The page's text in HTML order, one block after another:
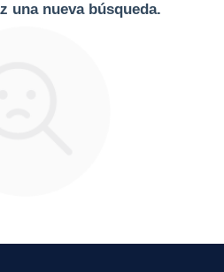
una nueva búsqueda.